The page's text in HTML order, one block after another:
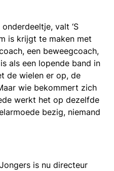
valt ‘S
is krijgt te maken met
een beweegcoach,
als een lopende band in
de wielen er op, de
wie bekommert zich
werkt het op dezelfde
bezig, niemand
is nu directeur